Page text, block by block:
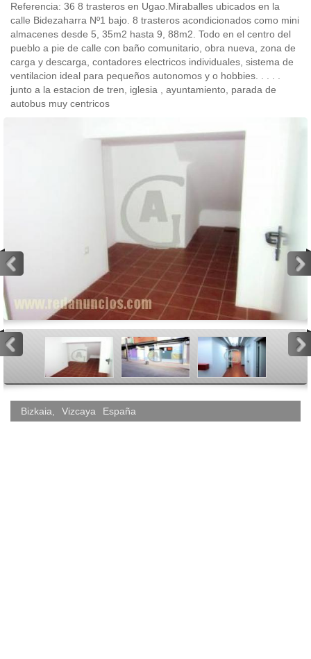
external)
Referencia: 36 8 trasteros en Ugao.Miraballes ubicados en la
calle Bidezaharra Nº1 bajo. 8 trasteros acondicionados como mini
almacenes desde 5, 35m2 hasta 9, 88m2. Todo en el centro del
pueblo a pie de calle con baño comunitario, obra nueva, zona de
carga y descarga, contadores electricos individuales, sistema de
ventilacion ideal para pequeños autonomos y o hobbies. . . . .
junto a la estacion de tren, iglesia , ayuntamiento, parada de
autobus muy centricos
Bizkaia Vizcaya España